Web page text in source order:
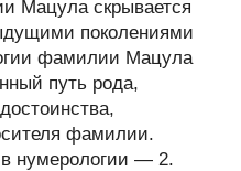
Мацула скрывается
поколениями
фамилии Мацула
путь рода,
фамилии.
нумерологии — 2.